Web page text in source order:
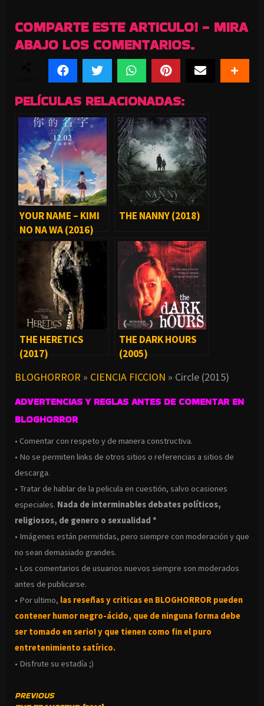
COMPARTE ESTE ARTICULO! - MIRA
ABAJO LOS COMENTARIOS.
PELÍCULAS RELACIONADAS:
YOUR NAME – KIMI
NO NA WA (2016)
THE NANNY (2018)
THE HERETICS
(2017)
THE DARK HOURS
(2005)
BLOGHORROR » CIENCIA FICCION » Circle (2015)
ADVERTENCIAS Y REGLAS ANTES DE COMENTAR EN
BLOGHORROR
• Comentar con respeto y de manera constructiva.
• No se permiten links de otros sitios o referencias a sitios de
descarga.
• Tratar de hablar de la pelicula en cuestión, salvo ocasiones
especiales. Nada de interminables debates políticos,
religiosos, de genero o sexualidad *
• Imágenes están permitidas, pero siempre con moderación y que
no sean demasiado grandes.
• Los comentarios de usuarios nuevos siempre son moderados
antes de publicarse.
• Por ultimo, las reseñas y criticas en BLOGHORROR pueden
contener humor negro-ácido, que de ninguna forma debe
ser tomado en serio! y que tienen como fin el puro
entretenimiento satírico.
• Disfrute su estadía ;)
CONTINUE
PREVIOUS